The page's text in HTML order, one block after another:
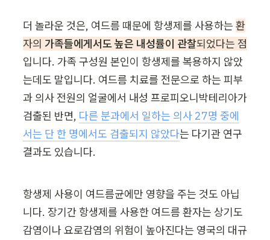
더 놀라운 것은, 여드름 때문에 항생제를 사용하는 환
자의 가족들에게서도 높은 내성률이 관찰되었다는 점
입니다. 가족 구성원 본인이 항생제를 복용하지 않았
는데도 말입니다. 여드름 치료를 전문으로 하는 피부
과 의사 전원의 얼굴에서 내성 프로피오니박테리아가
검출된 반면, 다른 분과에서 일하는 의사 27명 중에
서는 단 한 명에서도 검출되지 않았다는 다기관 연구
결과도 있습니다.
항생제 사용이 여드름균에만 영향을 주는 것도 아닙
니다. 장기간 항생제를 사용한 여드름 환자는 상기도
감염이나 요로감염의 위험이 높아진다는 영국의 대규